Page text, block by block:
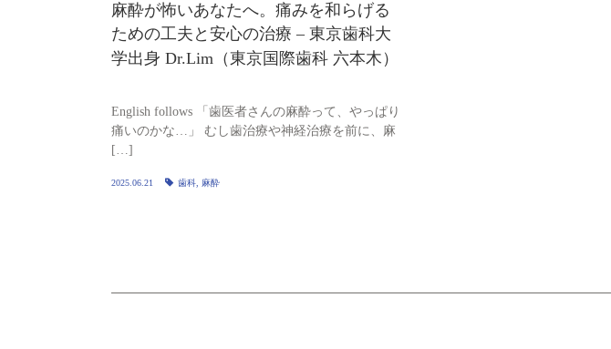
麻酔が怖いあなたへ。痛みを和らげる
ための工夫と安心の治療 – 東京歯科大
学出身 Dr.Lim（東京国際歯科 六本木）
English follows 「歯医者さんの麻酔って、やっぱり
痛いのかな…」 むし歯治療や神経治療を前に、麻
[…]
2025.06.21 歯科 麻酔